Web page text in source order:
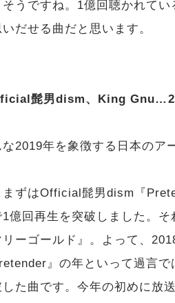
そうですね。1億回聴かれて
だせる曲だと思います。
髭男dism、King
な2019年を象徴する日本のア
まずはOfficial髭男dism『
1億回再生を突破しました。
リーゴールド』。よって、
』の年といって過言
した曲です。今年の初めに放